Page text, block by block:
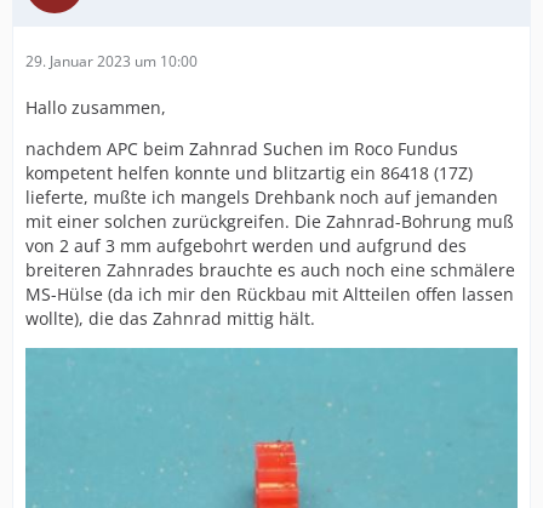
29. Januar 2023 um 10:00
Hallo zusammen,
nachdem APC beim Zahnrad Suchen im Roco Fundus
kompetent helfen konnte und blitzartig ein 86418 (17Z)
lieferte, mußte ich mangels Drehbank noch auf jemanden
mit einer solchen zurückgreifen. Die Zahnrad-Bohrung muß
von 2 auf 3 mm aufgebohrt werden und aufgrund des
breiteren Zahnrades brauchte es auch noch eine schmälere
MS-Hülse (da ich mir den Rückbau mit Altteilen offen lassen
wollte), die das Zahnrad mittig hält.